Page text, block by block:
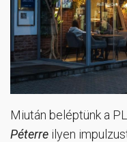
Miután beléptünk a
Péterre ilyen